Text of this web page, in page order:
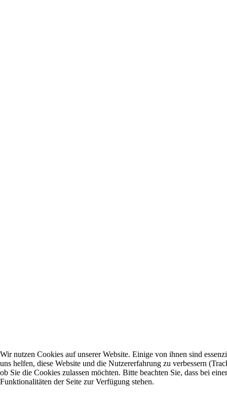
Wir nutzen Cookies auf unserer Website. Einige von ihnen sind
uns helfen, diese Website und die Nutzererfahrung zu verbessern
ob Sie die Cookies zulassen möchten. Bitte beachten Sie, dass bei
Funktionalitäten der Seite zur Verfügung stehen.